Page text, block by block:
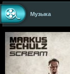
Музыка